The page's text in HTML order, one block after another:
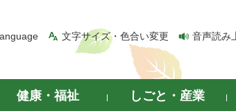
文字サイズ・色合い変更 音声読み
健康・福祉 しごと・産業